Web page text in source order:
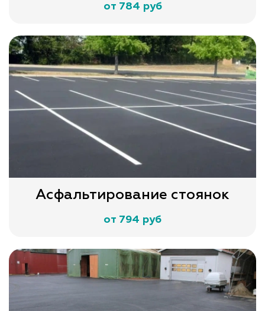
от 784 руб
Асфальтирование стоянок
от 794 руб